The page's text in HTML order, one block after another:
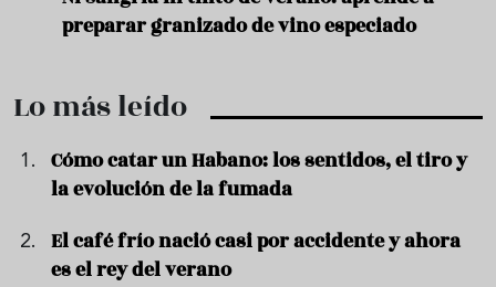
preparar granizado de vino especiado
Lo más leído
Cómo catar un Habano: los sentidos, el tiro y
la evolución de la fumada
El café frío nació casi por accidente y ahora
es el rey del verano